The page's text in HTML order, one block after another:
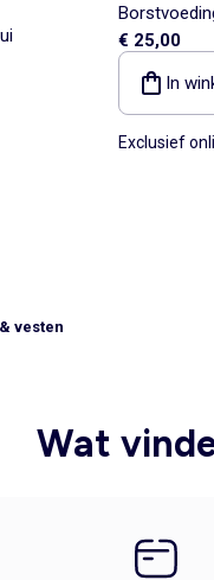
€ 25,00
In
Exclusief
vesten
Wat